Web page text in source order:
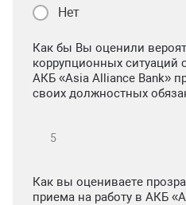
Нет
Как бы Вы оценили
коррупционных ситуаций
АКБ «Asia Alliance Bank»
своих должностных
Как вы оцениваете
приема на работу в АКБ